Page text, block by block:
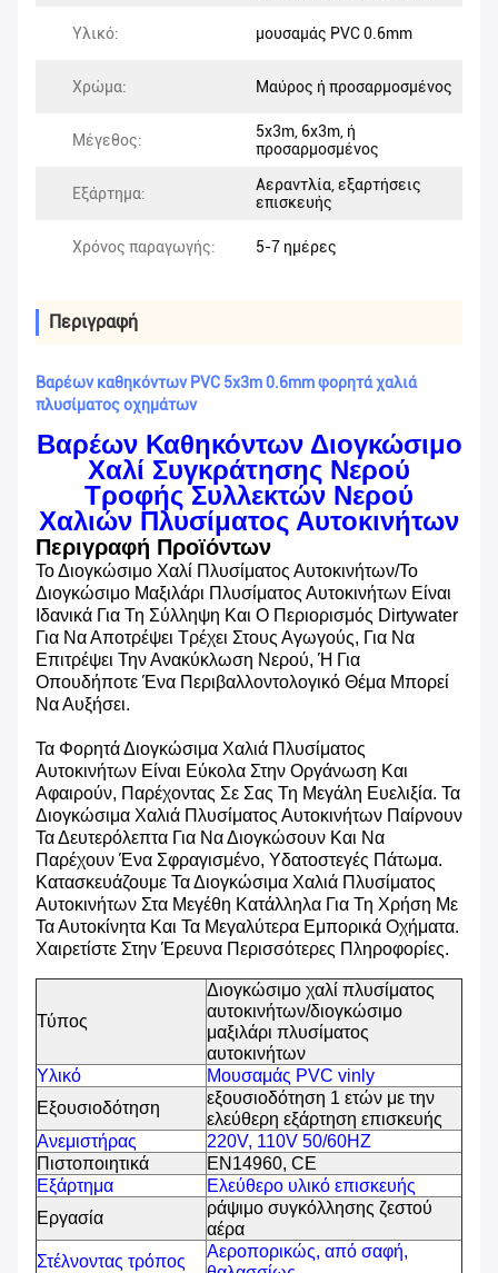
Υλικό: μουσαμάς PVC 0.6mm
Χρώμα: Μαύρος ή προσαρμοσμένος
Μέγεθος:
5x3m, 6x3m, ή
προσαρμοσμένος
Εξάρτημα:
Αεραντλία, εξαρτήσεις
επισκευής
Χρόνος παραγωγής: 5-7 ημέρες
Περιγραφή
Βαρέων καθηκόντων PVC 5x3m 0.6mm φορητά χαλιά
πλυσίματος οχημάτων
Βαρέων Καθηκόντων Διογκώσιμο
Χαλί Συγκράτησης Νερού
Τροφής Συλλεκτών Νερού
Χαλιών Πλυσίματος Αυτοκινήτων
Περιγραφή Προϊόντων
Το Διογκώσιμο Χαλί Πλυσίματος Αυτοκινήτων/το
Διογκώσιμο Μαξιλάρι Πλυσίματος Αυτοκινήτων Είναι
Ιδανικά Για Τη Σύλληψη Και Ο Περιορισμός Dirtywater
Για Να Αποτρέψει Τρέχει Στους Αγωγούς, Για Να
Επιτρέψει Την Ανακύκλωση Νερού, Ή Για
Οπουδήποτε Ένα Περιβαλλοντολογικό Θέμα Μπορεί
Να Αυξήσει.
Τα Φορητά Διογκώσιμα Χαλιά Πλυσίματος
Αυτοκινήτων Είναι Εύκολα Στην Οργάνωση Και
Αφαιρούν, Παρέχοντας Σε Σας Τη Μεγάλη Ευελιξία. Τα
Διογκώσιμα Χαλιά Πλυσίματος Αυτοκινήτων Παίρνουν
Τα Δευτερόλεπτα Για Να Διογκώσουν Και Να
Παρέχουν Ένα Σφραγισμένο, Υδατοστεγές Πάτωμα.
Κατασκευάζουμε Τα Διογκώσιμα Χαλιά Πλυσίματος
Αυτοκινήτων Στα Μεγέθη Κατάλληλα Για Τη Χρήση Με
Τα Αυτοκίνητα Και Τα Μεγαλύτερα Εμπορικά Οχήματα.
Χαιρετίστε Στην Έρευνα Περισσότερες Πληροφορίες.
Τύπος
Διογκώσιμο χαλί πλυσίματος
αυτοκινήτων/διογκώσιμο
μαξιλάρι πλυσίματος
αυτοκινήτων
Υλικό
Μουσαμάς PVC vinly
Εξουσιοδότηση
εξουσιοδότηση 1 ετών με την
ελεύθερη εξάρτηση επισκευής
Ανεμιστήρας
220V, 110V 50/60HZ
Πιστοποιητικά
EN14960, CE
Εξάρτημα
Ελεύθερο υλικό επισκευής
Εργασία
ράψιμο συγκόλλησης ζεστού
αέρα
Στέλνοντας τρόπος
Αεροπορικώς, από σαφή,